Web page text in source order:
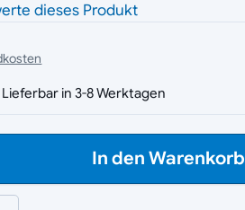
dieses Produkt
Lieferbar in 3-8 Werktagen
In den Warenkorb